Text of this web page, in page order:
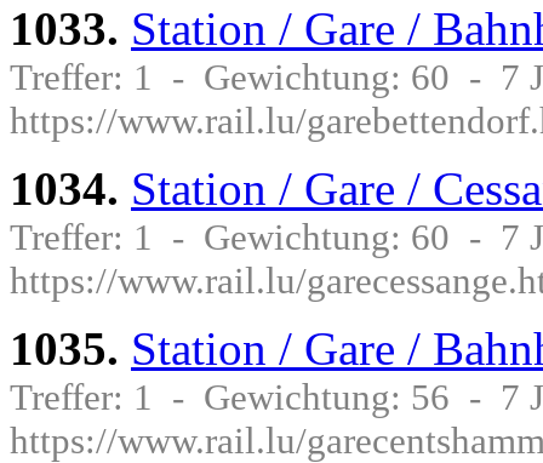
1033. Station / Gare /
Treffer: 1 - Gewichtung: 60 - 7
https://www.rail.lu/
1034. Station / Gare /
Treffer: 1 - Gewichtung: 60 - 7
https://www.rail.lu/
1035. Station / Gare /
Treffer: 1 - Gewichtung: 56 - 7
https://www.rail.lu/